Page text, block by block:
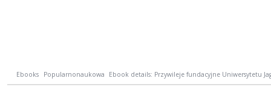
Ebooks Popularnonaukowa Ebook details: Przywileje fundacyjne Uniwersytetu